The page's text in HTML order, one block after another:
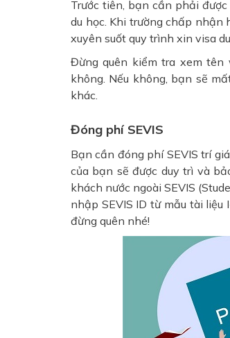
Trước tiên, bạn cần phải
du học. Khi trường chấp nhận
xuyên suốt quy trình xin visa
Đừng quên kiểm tra xem
không. Nếu không, bạn sẽ
khác.
Đóng phí SEVIS
Bạn cần đóng phí SEVIS trí
của bạn sẽ được duy trì và
khách nước ngoài SEVIS
nhập SEVIS ID từ mẫu tài
đừng quên nhé!